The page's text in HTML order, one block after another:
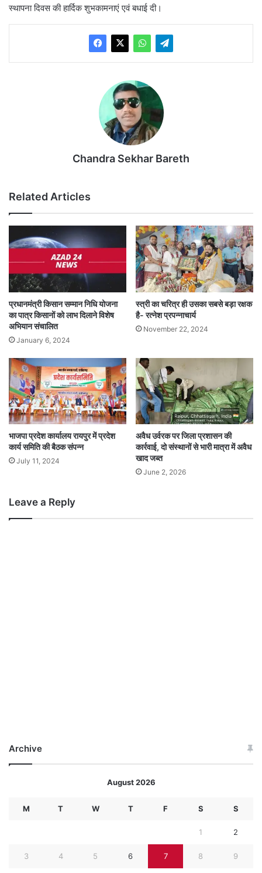
स्थापना दिवस की हार्दिक शुभकामनाएं एवं बधाई दी।
Chandra Sekhar Bareth
Related Articles
प्रधानमंत्री किसान सम्मान निधि योजना
का पात्र किसानों को लाभ दिलाने विशेष
अभियान संचालित
January 6, 2024
स्त्री का चरित्र ही उसका सबसे बड़ा रक्षक
है- रत्नेश प्रपन्नाचार्य
November 22, 2024
भाजपा प्रदेश कार्यालय रायपुर में प्रदेश
कार्य समिति की बैठक संपन्न
July 11, 2024
अवैध उर्वरक पर जिला प्रशासन की
कार्रवाई, दो संस्थानों से भारी मात्रा में अवैध
खाद जब्त
June 2, 2026
Leave a Reply
Archive
August 2026
M T W T F S S
1 2
3 4 5 6 7 8 9